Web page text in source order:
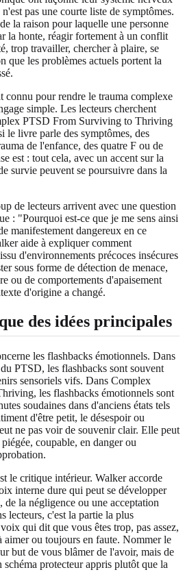
pas une courte liste de symptômes.
la raison pour laquelle une personne
la honte, réagir fortement à un conflit
trop travailler, chercher à plaire, se
que les problèmes actuels portent la
connu pour rendre le trauma complexe
simple. Les lecteurs cherchent
PTSD From Surviving to Thriving
le livre parle des symptômes, des
de l'enfance, des quatre F ou de
est : tout cela, avec un accent sur la
survie peuvent se poursuivre dans la
de lecteurs arrivent avec une question
: "Pourquoi est-ce que je me sens ainsi
manifestement dangereux en ce
aide à expliquer comment
d'environnements précoces insécures
sous forme de détection de menace,
ou de comportements d'apaisement
d'origine a changé.
des idées principales
les flashbacks émotionnels. Dans
PTSD, les flashbacks sont souvent
sensoriels vifs. Dans Complex
les flashbacks émotionnels sont
soudaines dans d'anciens états tels
d'être petit, le désespoir ou
ne pas voir de souvenir clair. Elle peut
coupable, en danger ou
le critique intérieur. Walker accorde
interne dure qui peut se développer
de la négligence ou une acceptation
lecteurs, c'est la partie la plus
qui dit que vous êtes trop, pas assez,
aimer ou toujours en faute. Nommer le
but de vous blâmer de l'avoir, mais de
protecteur appris plutôt que la